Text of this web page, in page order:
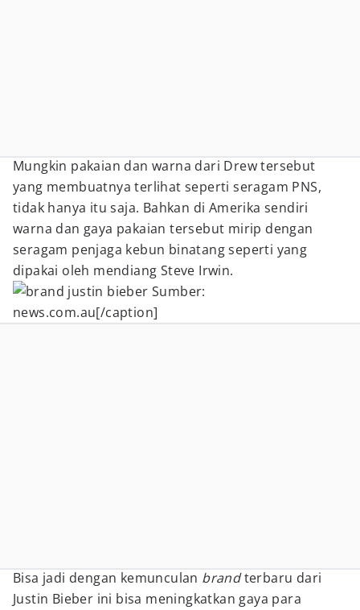
Mungkin pakaian dan warna dari Drew tersebut
yang membuatnya terlihat seperti seragam PNS,
tidak hanya itu saja. Bahkan di Amerika sendiri
warna dan gaya pakaian tersebut mirip dengan
seragam penjaga kebun binatang seperti yang
dipakai oleh mendiang Steve Irwin.
Sumber:
news.com.au[/caption]
Bisa jadi dengan kemunculan brandterbaru dari
Justin Bieber ini bisa meningkatkan gaya para